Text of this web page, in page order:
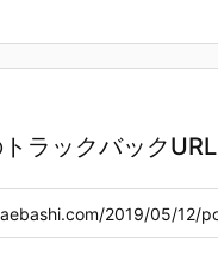
ラックバックURL